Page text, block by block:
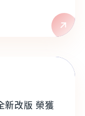
新改版 榮獲